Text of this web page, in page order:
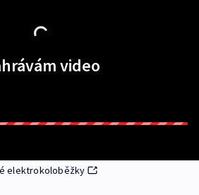
video
elektrokoloběžky